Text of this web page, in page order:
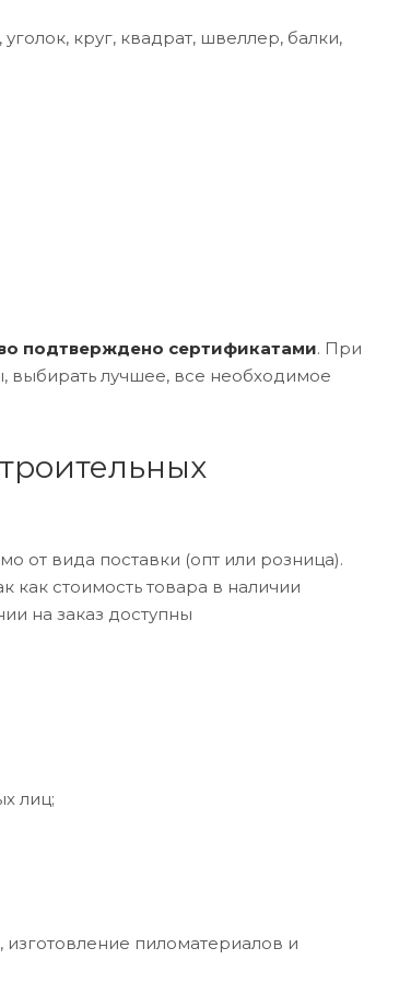
круг, квадрат, швеллер, балки,
подтверждено сертификатами. При
лучшее, все необходимое
от вида поставки (опт или розница).
как стоимость товара в наличии
на заказ доступны
лиц;
изготовление пиломатериалов и